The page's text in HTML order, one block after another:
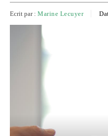
Ecrit par : Marine Lecuyer